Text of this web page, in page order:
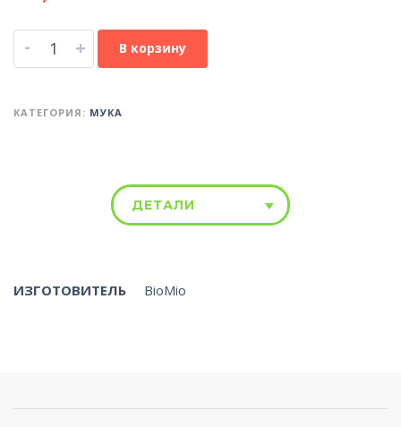
- + В корзину
КАТЕГОРИЯ: МУКА
ДЕТАЛИ
ИЗГОТОВИТЕЛЬ BioMio